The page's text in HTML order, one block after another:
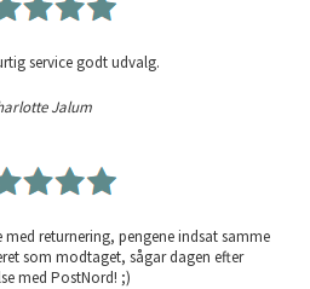
service godt udvalg.
Jalum
med returnering, pengene indsat samme
som modtaget, sågar dagen efter
med PostNord! ;)